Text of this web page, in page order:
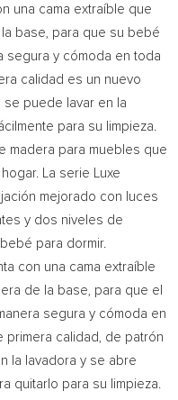
una cama extraíble que
base, para que su bebé
segura y cómoda en toda
calidad es un nuevo
puede lavar en la
para su limpieza.
madera para muebles que
La serie Luxe
mejorado con luces
y dos niveles de
para dormir.
con una cama extraíble
de la base, para que el
segura y cómoda en
primera calidad, de patrón
la lavadora y se abre
quitarlo para su limpieza.